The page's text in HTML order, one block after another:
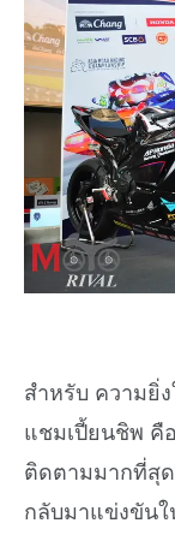
สำหรับ ความยิ่
แชมเปี้ยนชิพ คื
ติดตามมากที่สุด
กลับมาแข่งขันใ